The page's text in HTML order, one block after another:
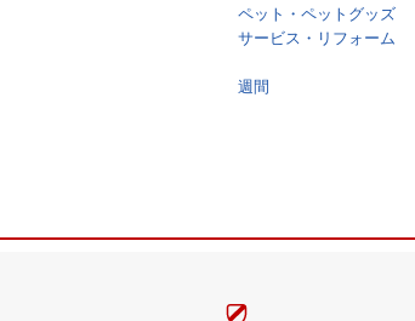
ペット・ペットグッズ
サービス・リフォーム
週間